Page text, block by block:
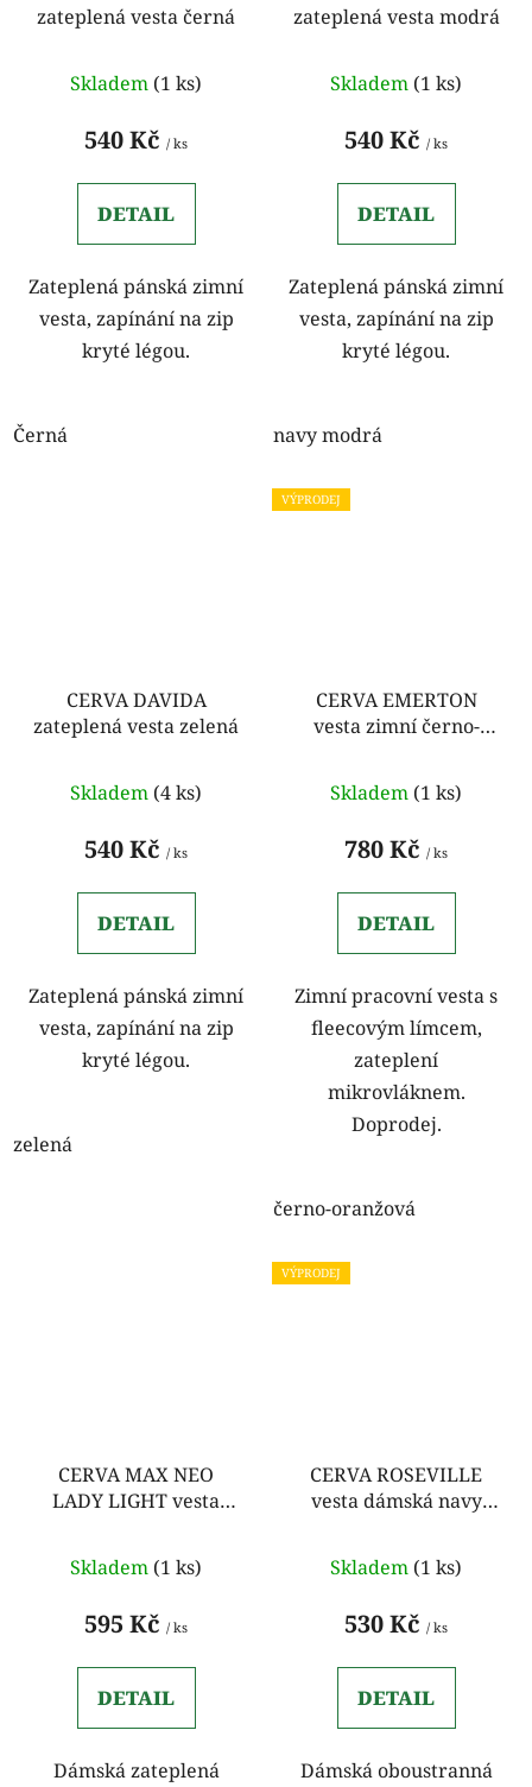
zateplená vesta černá
Skladem (1 ks)
540 Kč / ks
DETAIL
Zateplená pánská zimní
vesta, zapínání na zip
kryté légou.
Černá
zateplená vesta modrá
Skladem (1 ks)
540 Kč / ks
DETAIL
Zateplená pánská zimní
vesta, zapínání na zip
kryté légou.
navy modrá
CERVA DAVIDA
zateplená vesta zelená
Skladem (4 ks)
540 Kč / ks
DETAIL
Zateplená pánská zimní
vesta, zapínání na zip
kryté légou.
zelená
VÝPRODEJ
CERVA EMERTON
vesta zimní černo-
Skladem (1 ks)
780 Kč / ks
DETAIL
Zimní pracovní vesta s
fleecovým límcem,
zateplení
mikrovláknem.
Doprodej.
černo-oranžová
CERVA MAX NEO
LADY LIGHT vesta
Skladem (1 ks)
595 Kč / ks
DETAIL
Dámská zateplená
VÝPRODEJ
CERVA ROSEVILLE
vesta dámská navy
Skladem (1 ks)
530 Kč / ks
DETAIL
Dámská oboustranná